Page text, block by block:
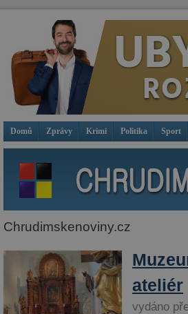
Domů Zprávy Krimi Politika Sport
Chrudimskenoviny.cz
ateliér
vydáno